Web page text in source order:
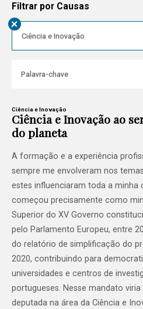
Filtrar por Causas
+
Ciência e Inovação
Ciência e Inovação ao
do planeta
A formação e a experiência
sempre me envolveram nos
estes influenciaram toda a minha
começou precisamente como
Superior do XV Governo
pelo Parlamento Europeu, entre
do relatório de simplificação do
2020, contribuindo para
universidades e centros de
portugueses. Nesse mandato
deputada na área da Ciência e